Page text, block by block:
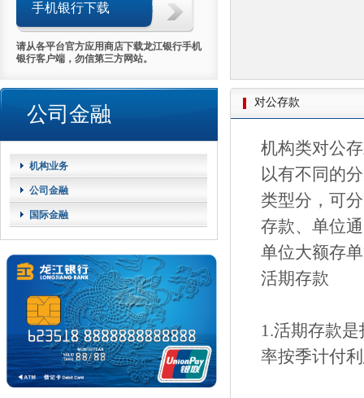
手机银行下载
请从各平台官方应用商店下载龙江银行手机
银行客户端，勿信第三方网站。
公司金融
机构业务
公司金融
国际金融
对公存款
机构类对公
以有不同的
类型分，可
存款、单位
单位大额存
活期存款
1.活期存款
率按季计付